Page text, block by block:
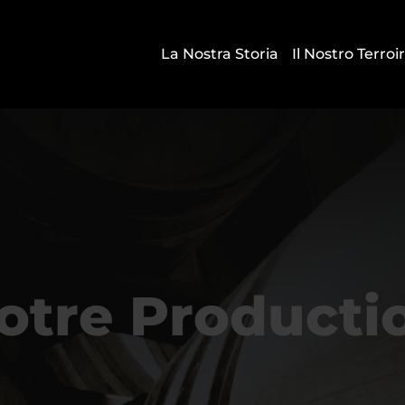
La Nostra Storia Il Nostro Terroir